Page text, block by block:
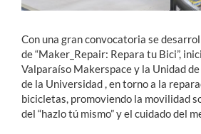
Con una gran convocatoria se
de “Maker_Repair: Repara tu Bici”,
Valparaíso Makerspace y la Unidad
de la Universidad , en torno a la
bicicletas, promoviendo la movilidad
del “hazlo tú mismo” y el cuidado del